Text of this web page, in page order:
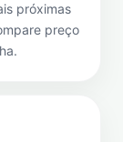
próximas
preço
.